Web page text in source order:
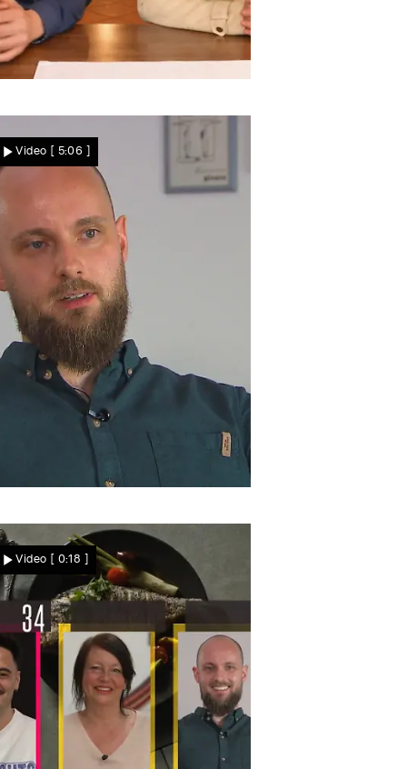
Das sind die Kieler Koch-
Kandidaten
Frederik: herzlich, offen,
Alkoholfachmann
Video [ 5:06 ]
Video [ 0:18 ]